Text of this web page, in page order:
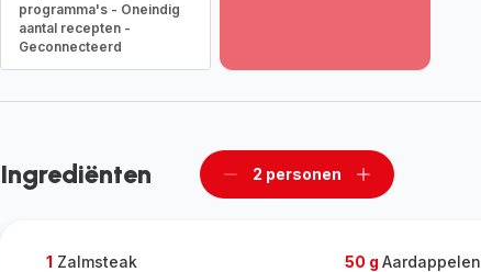
programma's - Oneindig
aantal recepten -
Geconnecteerd
gamma
Ingrediënten
Een2 personen
Een
1 Zalmsteak 50 g Aardappelen